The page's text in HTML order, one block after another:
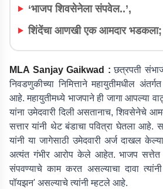
‘भाजप शिवसेनेला संपवेल..’,
शिंदेंचा आणखी एक आमदार
MLA Sanjay Gaikwad : छत्रपती
निवडणुकीच्या निमित्ताने महायुतीमधील
आहे. महायुतीमध्ये भाजपाने ही जागा आपल्या
यांना उमेदवारी दिली असतानाच, शिवसेनेचे
सत्तार यांनी थेट बंडाचा पवित्रा घेतला आहे.
यांनी या जागेसाठी उमेदवारी अर्ज दाखल
अत्यंत गंभीर आरोप केले आहेत. भाजप
संपवण्याचे काम करत असल्याचा दावा
पॉयझन' असल्याचे त्यांनी म्हटले आहे.